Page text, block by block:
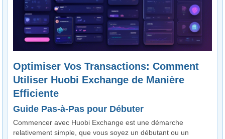
Optimiser Vos Transactions: Comment
Utiliser Huobi Exchange de Manière
Efficiente
Guide Pas-à-Pas pour Débuter
Commencer avec Huobi Exchange est une démarche
relativement simple, que vous soyez un débutant ou un